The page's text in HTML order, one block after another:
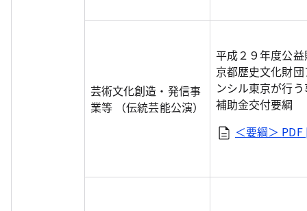
芸術文化創造・発信事
業等 （伝統芸能公演）
平成２９年度公
京都歴史文化財
ンシル東京が行
補助金交付要綱
＜要綱＞